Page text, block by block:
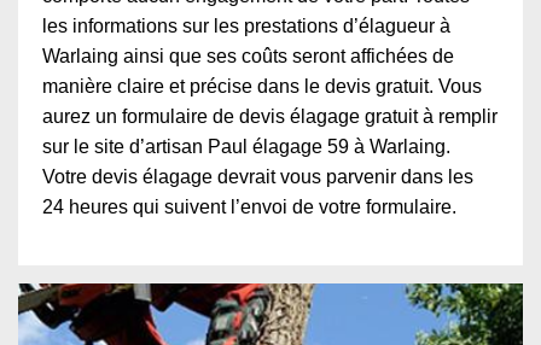
les informations sur les prestations d’élagueur à
Warlaing ainsi que ses coûts seront affichées de
manière claire et précise dans le devis gratuit. Vous
aurez un formulaire de devis élagage gratuit à remplir
sur le site d’artisan Paul élagage 59 à Warlaing.
Votre devis élagage devrait vous parvenir dans les
24 heures qui suivent l’envoi de votre formulaire.